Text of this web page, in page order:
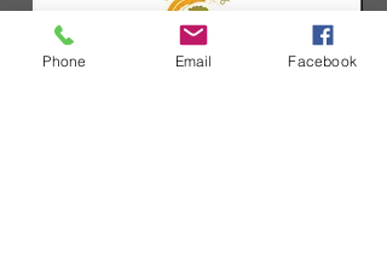
Phone Email Facebook